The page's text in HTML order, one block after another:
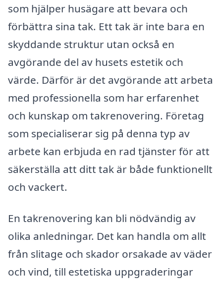
som hjälper husägare att bevara och
förbättra sina tak. Ett tak är inte bara en
skyddande struktur utan också en
avgörande del av husets estetik och
värde. Därför är det avgörande att arbeta
med professionella som har erfarenhet
och kunskap om takrenovering. Företag
som specialiserar sig på denna typ av
arbete kan erbjuda en rad tjänster för att
säkerställa att ditt tak är både funktionellt
och vackert.
En takrenovering kan bli nödvändig av
olika anledningar. Det kan handla om allt
från slitage och skador orsakade av väder
och vind, till estetiska uppgraderingar